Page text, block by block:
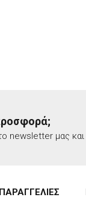
newsletter μας